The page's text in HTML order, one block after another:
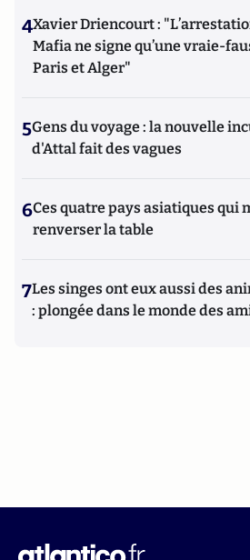
4Xavier Driencourt :
Mafia ne signe qu’une vraie-
Paris et Alger"
5Gens du voyage : la nouvelle
d'Attal fait des vagues
6Ces quatre pays asiatiques qui
renverser la table
7Les singes ont eux aussi des
: plongée dans le monde des